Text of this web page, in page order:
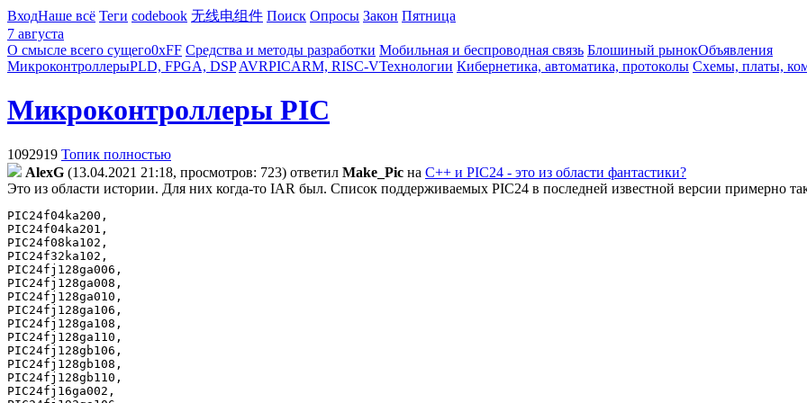
ВходНаше всё Теги codebook 无线电组件 Поиск Опросы Закон Пятница
7 августа
О смысле всего сущего0xFF Средства и методы разработки Мобильная и беспроводная связь Блошиный рынокОбъявления
МикроконтроллерыPLD, FPGA, DSP AVRPICARM, RISC-VТехнологии Кибернетика, автоматика, протоколы Схемы, платы,
Микроконтроллеры PIC
1092919 Топик полностью
AlexG (13.04.2021 21:18, просмотров: 723) ответил Make_Pic на C++ и PIC24 - это из области фантастики?
Это из области истории. Для них когда-то IAR был. Список поддерживаемых PIC24 в последней известной версии примерно
PIC24f04ka200,
PIC24f04ka201,
PIC24f08ka102,
PIC24f32ka102,
PIC24fj128ga006,
PIC24fj128ga008,
PIC24fj128ga010,
PIC24fj128ga106,
PIC24fj128ga108,
PIC24fj128ga110,
PIC24fj128gb106,
PIC24fj128gb108,
PIC24fj128gb110,
PIC24fj16ga002,